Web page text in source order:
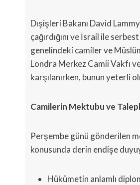
Dışişleri Bakanı David
çağırdığını ve İsrail ile
genelindeki camiler ve
Londra Merkez Camii Vakfı
karşılanırken, bunun yeterli
Camilerin Mektubu ve
Perşembe günü gönderilen
konusunda derin endişe
Hükümetin anlamlı